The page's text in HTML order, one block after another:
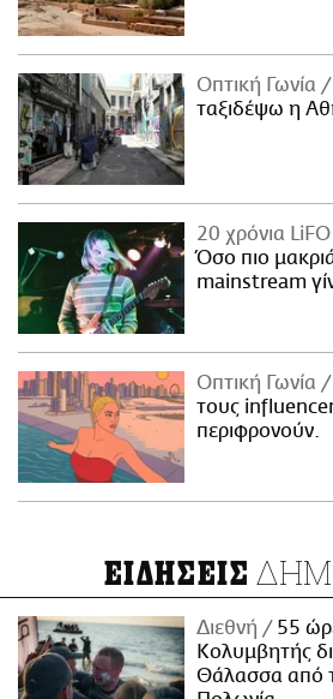
Οπτική Γωνία
ταξιδέψω η
20 χρόνια LiFO
Όσο πιο
mainstream
Οπτική Γωνία
τους
περιφρονούν.
ΕΙΔΗΣΕΙΣ
Διεθνή
55
Κολυμβητής
Θάλασσα από